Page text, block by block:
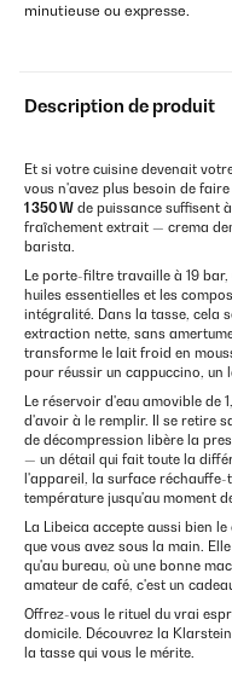
minutieuse ou expresse.
Description de produit
Et si votre cuisine devenait
vous n'avez plus besoin de
1 350 W de puissance suffisent
fraîchement extrait — crema
barista.
Le porte-filtre travaille à 19
huiles essentielles et les
intégralité. Dans la tasse, cela
extraction nette, sans
transforme le lait froid en
pour réussir un cappuccino, un
Le réservoir d'eau amovible de
d'avoir à le remplir. Il se retire
de décompression libère la
— un détail qui fait toute la
l'appareil, la surface
température jusqu'au moment
La Libeica accepte aussi bien
que vous avez sous la main.
qu'au bureau, où une bonne
amateur de café, c'est un
Offrez-vous le rituel du vrai
domicile. Découvrez la
la tasse qui vous le mérite.